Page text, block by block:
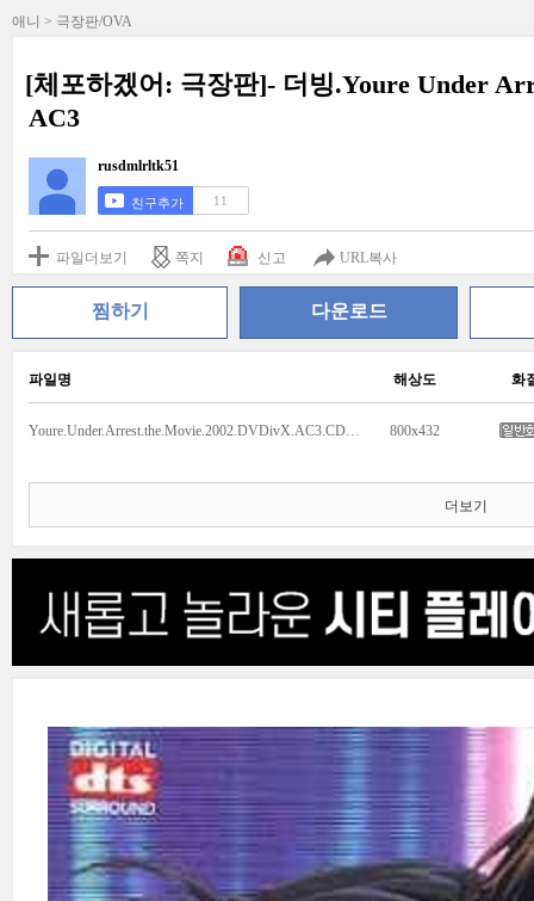
애니 > 극장판/OVA
[체포하겠어: 극장판]- 더빙.Youre Under
AC3
rusdmlrltk51
친구추가 11
파일더보기 쪽지 신고 URL복사
찜하기 다운로드
파일명 해상도 화
Youre.Under.Arrest.the.Movie.2002.DVDivX.AC3.CD1-MrGK.avi 800x432
더보기